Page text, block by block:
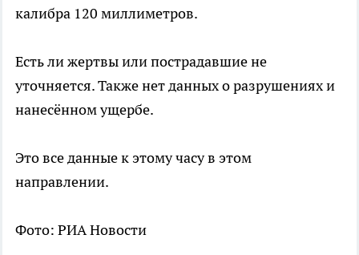
калибра 120 миллиметров.
Есть ли жертвы или пострадавшие не
уточняется. Также нет данных о разрушениях и
нанесённом ущербе.
Это все данные к этому часу в этом
направлении.
Фото: РИА Новости